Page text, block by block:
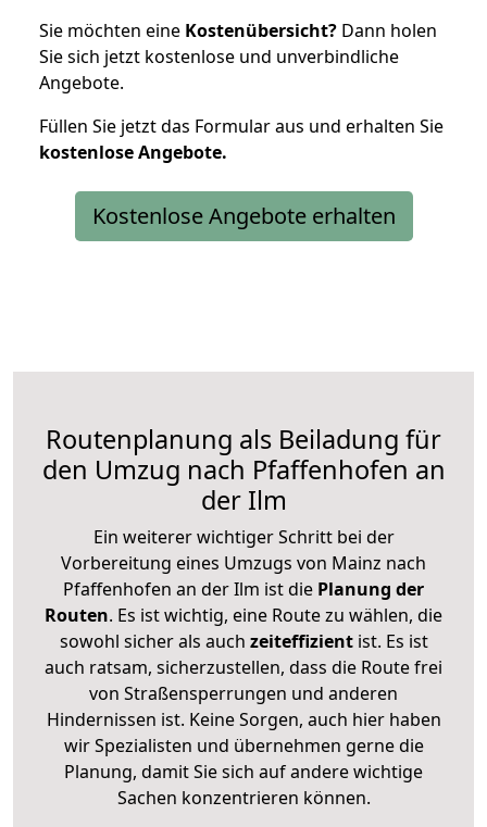
Sie möchten eine Kostenübersicht? Dann holen
Sie sich jetzt kostenlose und unverbindliche
Angebote.
Füllen Sie jetzt das Formular aus und erhalten Sie
kostenloseAngebote.
Kostenlose Angebote erhalten
Routenplanung als Beiladung für
den Umzug nach Pfaffenhofen an
der Ilm
Ein weiterer wichtiger Schritt bei der
Vorbereitung eines Umzugs von Mainz nach
Pfaffenhofen an der Ilm ist die Planung der
Routen. Es ist wichtig, eine Route zu wählen, die
sowohl sicher als auch zeiteffizientist. Es ist
auch ratsam, sicherzustellen, dass die Route frei
von Straßensperrungen und anderen
Hindernissen ist. Keine Sorgen, auch hier haben
wir Spezialisten und übernehmen gerne die
Planung, damit Sie sich auf andere wichtige
Sachen konzentrieren können.